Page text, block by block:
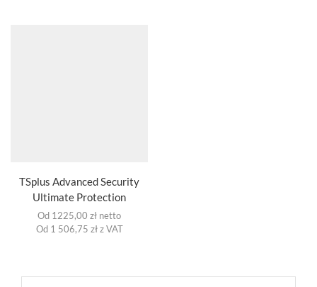
TSplus Advanced Security
Ultimate Protection
Od 1225,00 zł netto
Od 1 506,75 zł z VAT